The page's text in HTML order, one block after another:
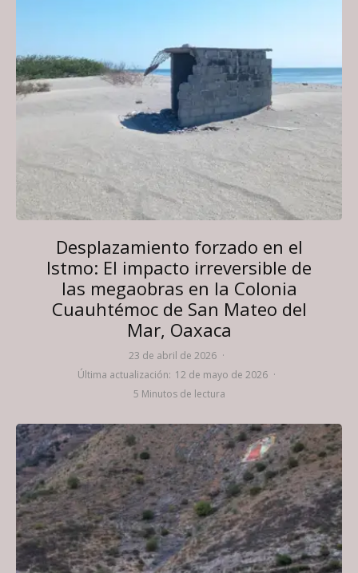
Desplazamiento forzado en el
Istmo: El impacto irreversible de
las megaobras en la Colonia
Cuauhtémoc de San Mateo del
Mar, Oaxaca
23 de abril de 2026 ·
Última actualización: 12 de mayo de 2026 ·
5 Minutos de lectura